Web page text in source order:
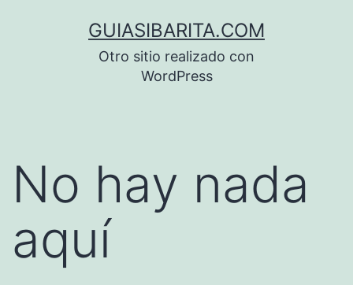
GUIASIBARITA.COM
Otro sitio realizado con
WordPress
No hay nada
aquí